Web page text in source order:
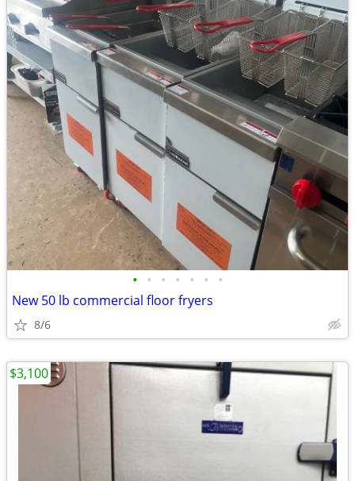
• • • • • • •
New 50 lb commercial floor fryers
8/6
$3,100